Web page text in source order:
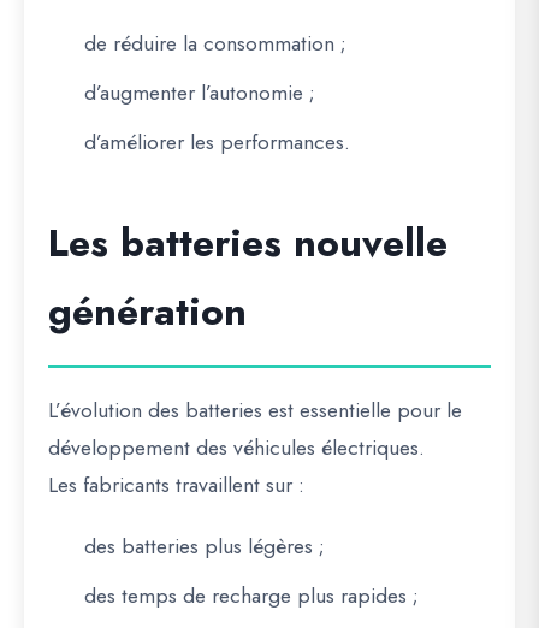
de réduire la consommation ;
d’augmenter l’autonomie ;
d’améliorer les performances.
Les batteries nouvelle
génération
L’évolution des batteries est essentielle pour le
développement des véhicules électriques.
Les fabricants travaillent sur :
des batteries plus légères ;
des temps de recharge plus rapides ;